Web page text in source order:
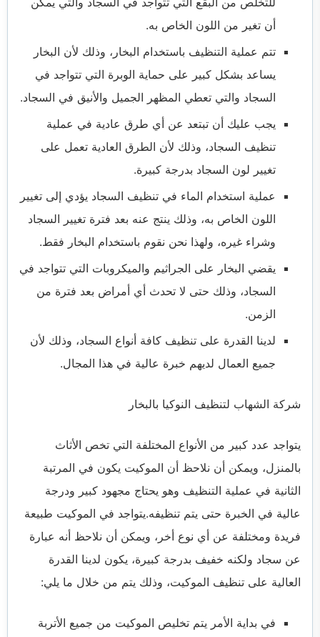
أن تغير من اللون الخاص به.
تتم عملية التنظيف باستخدام البخار، وذلك لأن البخار
يساعد بشكل كبير على حماية الوبرة التي تتواجد في
السجاد والتي تعطي المظهر الجميل والأنيق في السجاد.
يجب عليك أن تبتعد عن أي طرق عادية في عملية
تنظيف السجاد، وذلك لأن الطرق العادية تعمل على
تغيير لون السجاد بدرجة كبيرة.
عملية استخدام الماء في تنظيف السجاد يؤدي إلى تغيير
اللون الخاص به، وذلك ينتج عنه بعد فترة تغيير السجاد
وشراء غيره، ولهذا نحن نقوم باستخدام البخار فقط.
يقضي البخار على الجراثيم والميكروبات التي تتواجد في
السجاد، وذلك حتى لا تحدث أي أمراض بعد فترة من
الزمن.
لدينا القدرة على تنظيف كافة أنواع السجاد، وذلك لأن
جميع العمال لديهم خبرة عالية في هذا المجال.
شركة الشهاب لتنظيف النوكيا بالبخار
يتواجد عدد كبير من الأنواع المختلفة التي تخص الأثاث
بالمنزل، ويمكن أن نلاحظ أن الموكيت يكون في المرتبة
الثانية في عملية التنظيف وهو يحتاج مجهود كبير ودرجة
عالية في الخبرة حتى يتم تنظيفه.يتواجد في الموكيت طبيعة
فريدة ومختلفة عن أي نوع أخر، ويمكن أن نلاحظ أنه عبارة
عن سجاد ولكنه خفيف بدرجة كبيرة، يكون لدينا القدرة
العالية على تنظيف الموكيت، وذلك يتم من خلال ما يلي:
في بداية الأمر يتم تخليص الموكيت من جميع الأتربة